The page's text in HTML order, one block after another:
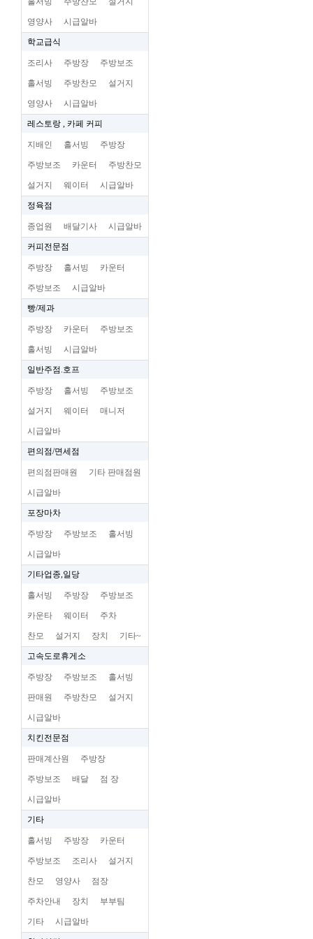
영양사 시급알바
학교급식
조리사 주방장 주방보조
홀서빙 주방찬모 설거지
영양사 시급알바
레스토랑 , 카페 커피
지배인 홀서빙 주방장
주방보조 카운터 주방찬모
설거지 웨이터 시급알바
정육점
종업원 배달기사 시급알바
커피전문점
주방장 홀서빙 카운터
주방보조 시급알바
빵/제과
주방장 카운터 주방보조
홀서빙 시급알바
일반주점.호프
주방장 홀서빙 주방보조
설거지 웨이터 매니저
시급알바
편의점/면세점
편의점판매원 기타 판매점원
시급알바
포장마차
주방장 주방보조 홀서빙
시급알바
기타업종,일당
홀서빙 주방장 주방보조
카운타 웨이터 주차
찬모 설거지 장치 기타~
고속도로휴게소
주방장 주방보조 홀서빙
판매원 주방찬모 설거지
시급알바
치킨전문점
판매계산원 주방장
주방보조 배달 점 장
시급알바
기타
홀서빙 주방장 카운터
주방보조 조리사 설거지
찬모 영양사 점장
주차안내 장치 부부팀
기타 시급알바